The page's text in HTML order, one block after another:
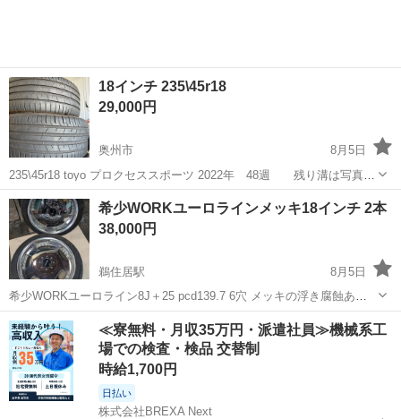
18インチ 235\45r18
29,000円
奥州市
8月5日
235\45r18 toyo プロクセススポーツ 2022年 48週 残り溝は写真に
てご確認下さい。 パンク修理等や目立つ傷はありません。 屋内保管で
す。 まだまだ使用出来ると思います。 主に土日、平日仕事終わり対応
と...
岩手 奥州市 タイヤ、ホイール
希少WORKユーロラインメッキ18インチ 2本
38,000円
鵜住居駅
8月5日
希少WORKユーロライン8J＋25 pcd139.7 6穴 メッキの浮き腐蝕あり
ますが使用に問題ありません。 タイヤは使用期間が短いのでバリ山で
す。 2本になります。
岩手 釜石市 鵜住居駅 タイヤ、ホイール
≪寮無料・月収35万円・派遣社員≫機械系工
場での検査・検品 交替制
時給1,700円
日払い
株式会社BREXA Next